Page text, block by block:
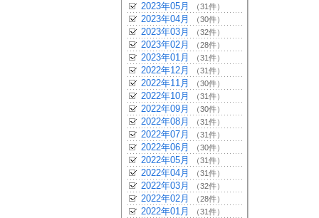
2023年05月 （31件）
2023年04月 （30件）
2023年03月 （32件）
2023年02月 （28件）
2023年01月 （31件）
2022年12月 （31件）
2022年11月 （30件）
2022年10月 （31件）
2022年09月 （30件）
2022年08月 （31件）
2022年07月 （31件）
2022年06月 （30件）
2022年05月 （31件）
2022年04月 （31件）
2022年03月 （32件）
2022年02月 （28件）
2022年01月 （31件）